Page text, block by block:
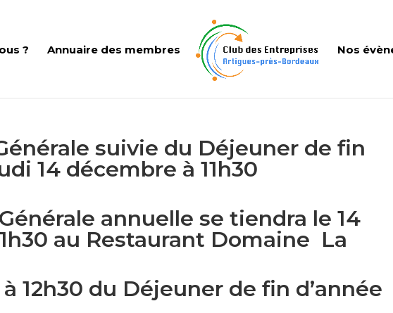
? Annuaire des membres Nos
suivie du Déjeuner de fin
14 décembre à 11h30
annuelle se tiendra le 14
au Restaurant Domaine La
12h30 du Déjeuner de fin d’année